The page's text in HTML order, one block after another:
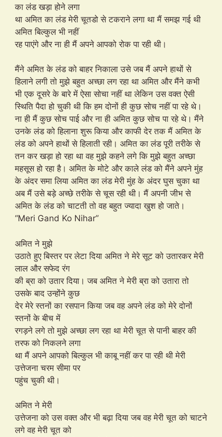
का लंड खड़ा होने लगा
था अमित का लंड मेरी चूतडो से टकराने लगा था मैं समझ गई थी
अमित बिल्कुल भी नहीं
रह पाएंगे और ना ही मैं अपने आपको रोक पा रही थी।
मैंने अमित के लंड को बाहर निकाला उसे जब मैं अपने हाथों से
हिलाने लगी तो मुझे बहुत अच्छा लग रहा था अमित और मैंने कभी
भी एक दूसरे के बारे में ऐसा सोचा नहीं था लेकिन उस वक्त ऐसी
स्थिति पैदा हो चुकी थी कि हम दोनों ही कुछ सोच नहीं पा रहे थे।
ना ही मैं कुछ सोच पाई और ना ही अमित कुछ सोच पा रहे थे। मैंने
उनके लंड को हिलाना शुरू किया और काफी देर तक मैं अमित के
लंड को अपने हाथों से हिलाती रही। अमित का लंड पूरी तरीके से
तन कर खड़ा हो रहा था वह मुझे कहने लगे कि मुझे बहुत अच्छा
महसूस हो रहा है। अमित के मोटे और काले लंड को मैंने अपने मुंह
के अंदर समा लिया अमित का लंड मेरी मुंह के अंदर घुस चुका था
अब मैं उसे बड़े अच्छे तरीके से चूस रही थी। मैं अपनी जीभ से
अमित के लंड को चाटती तो वह बहुत ज्यादा खुश हो जाते।
“Meri Gand Ko Nihar”
अमित ने मुझे
उठाते हुए बिस्तर पर लेटा दिया अमित ने मेरे सूट को उतारकर मेरी
लाल और सफेद रंग
की ब्रा को उतार दिया। जब अमित ने मेरी ब्रा को उतारा तो
उसके बाद उन्होंने कुछ
देर मेरे स्तनों का रसपान किया जब वह अपने लंड को मेरे दोनों
स्तनों के बीच में
रगड़ने लगे तो मुझे अच्छा लग रहा था मेरी चूत से पानी बाहर की
तरफ को निकलने लगा
था मैं अपने आपको बिल्कुल भी काबू नहीं कर पा रही थी मेरी
उत्तेजना चरम सीमा पर
पहुंच चुकी थी।
अमित ने मेरी
उत्तेजना को उस वक्त और भी बढ़ा दिया जब वह मेरी चूत को चाटने
लगे वह मेरी चूत को